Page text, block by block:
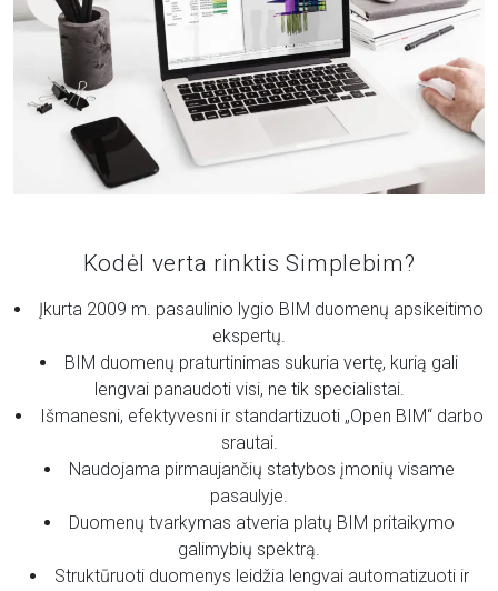
Kodėl verta rinktis Simplebim?
Įkurta 2009 m. pasaulinio lygio BIM duomenų apsikeitimo
ekspertų.
BIM duomenų praturtinimas sukuria vertę, kurią gali
lengvai panaudoti visi, ne tik specialistai.
Išmanesni, efektyvesni ir standartizuoti „Open BIM“ darbo
srautai.
Naudojama pirmaujančių statybos įmonių visame
pasaulyje.
Duomenų tvarkymas atveria platų BIM pritaikymo
galimybių spektrą.
Struktūruoti duomenys leidžia lengvai automatizuoti ir